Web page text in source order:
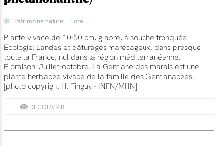
| Patrimoine naturel | Flore
Plante vivace de 10-50 cm, glabre, à souche tronquée
Écologie: Landes et pâturages marécageux, dans presque
toute la France; nul dans la région méditerranéenne.
Floraison: Juillet-octobre. La Gentiane des marais est une
plante herbacée vivace de la famille des Gentianacées.
[photo copyright H. Tinguy - INPN/MHN]
DÉCOUVRIR